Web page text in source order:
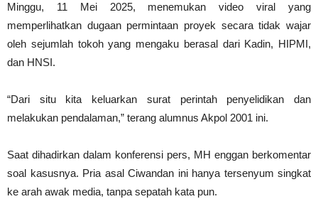
Minggu, 11 Mei 2025, menemukan video viral yang
memperlihatkan dugaan permintaan proyek secara tidak wajar
oleh sejumlah tokoh yang mengaku berasal dari Kadin, HIPMI,
dan HNSI.
“Dari situ kita keluarkan surat perintah penyelidikan dan
melakukan pendalaman,” terang alumnus Akpol 2001 ini.
Saat dihadirkan dalam konferensi pers, MH enggan berkomentar
soal kasusnya. Pria asal Ciwandan ini hanya tersenyum singkat
ke arah awak media, tanpa sepatah kata pun.